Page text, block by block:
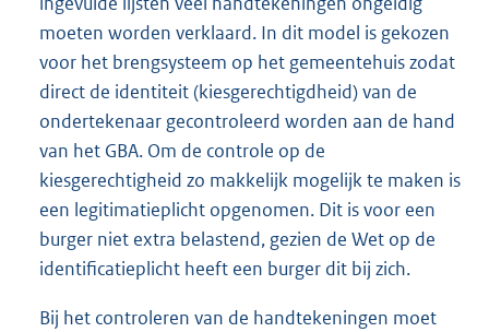
moeten worden verklaard. In dit model is gekozen
voor het brengsysteem op het gemeentehuis zodat
direct de identiteit (kiesgerechtigdheid) van de
ondertekenaar gecontroleerd worden aan de hand
van het GBA. Om de controle op de
kiesgerechtigheid zo makkelijk mogelijk te maken is
een legitimatieplicht opgenomen. Dit is voor een
burger niet extra belastend, gezien de Wet op de
identificatieplicht heeft een burger dit bij zich.
Bij het controleren van de handtekeningen moet